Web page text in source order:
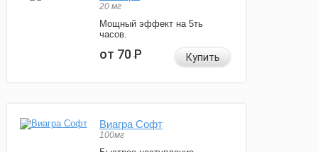
20 мг
Мощный эффект на 5ть
часов.
от 70Р Купить
Виагра Софт
100мг